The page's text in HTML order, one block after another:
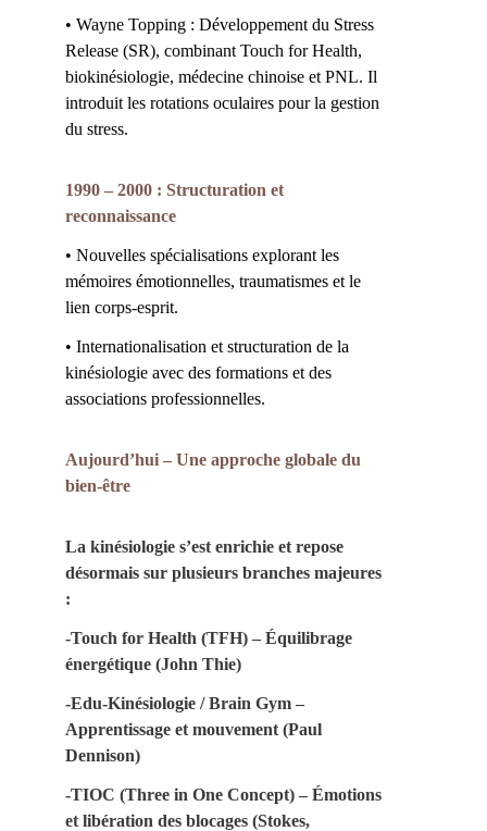
• Wayne Topping : Développement du Stress
Release (SR), combinant Touch for Health,
biokinésiologie, médecine chinoise et PNL. Il
introduit les rotations oculaires pour la gestion
du stress.
1990 – 2000 : Structuration et
reconnaissance
• Nouvelles spécialisations explorant les
mémoires émotionnelles, traumatismes et le
lien corps-esprit.
• Internationalisation et structuration de la
kinésiologie avec des formations et des
associations professionnelles.
Aujourd’hui – Une approche globale du
bien-être
La kinésiologie s’est enrichie et repose
désormais sur plusieurs branches majeures
:
-Touch for Health (TFH) – Équilibrage
énergétique (John Thie)
-Edu-Kinésiologie / Brain Gym –
Apprentissage et mouvement (Paul
Dennison)
-TIOC (Three in One Concept) – Émotions
et libération des blocages (Stokes,